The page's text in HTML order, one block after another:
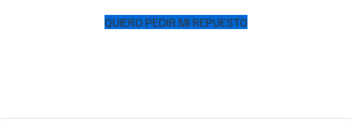
QUIERO PEDIR MI REPUESTO